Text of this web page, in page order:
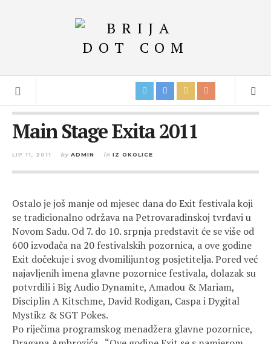
Main Stage Exita 2011
LIP 11, 2011 by ADMIN in IZ OKOLICE
Ostalo je još manje od mjesec dana do Exit festivala koji
se tradicionalno održava na Petrovaradinskoj tvrđavi u
Novom Sadu. Od 7. do 10. srpnja predstavit će se više od
600 izvođača na 20 festivalskih pozornica, a ove godine
Exit dočekuje i svog dvomilijuntog posjetitelja. Pored već
najavljenih imena glavne pozornice festivala, dolazak su
potvrdili i Big Audio Dynamite, Amadou & Mariam,
Disciplin A Kitschme, David Rodigan, Caspa i Dygital
Mystikz & SGT Pokes.
Po riječima programskog menadžera glavne pozornice,